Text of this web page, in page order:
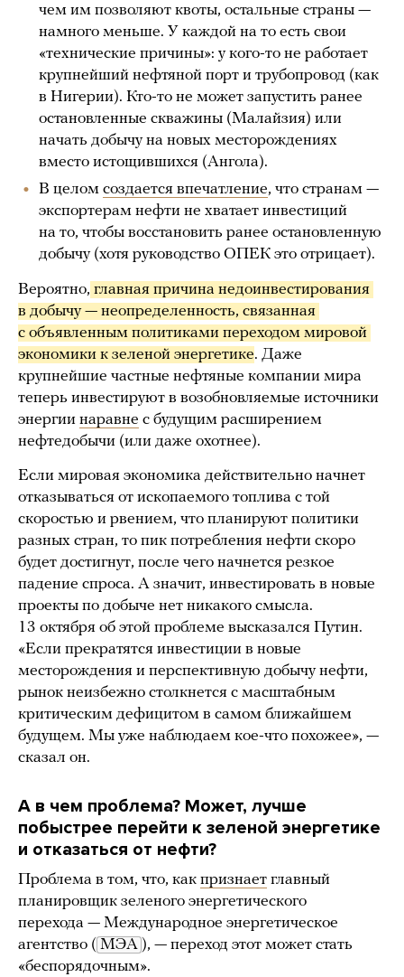
чем им позволяют квоты, остальные страны —
намного меньше. У каждой на то есть свои
«технические причины»: у кого-то не работает
крупнейший нефтяной порт и трубопровод (как
в Нигерии). Кто-то не может запустить ранее
остановленные скважины (Малайзия) или
начать добычу на новых месторождениях
вместо истощившихся (Ангола).
В целом создается впечатление, что странам —
экспортерам нефти не хватает инвестиций
на то, чтобы восстановить ранее остановленную
добычу (хотя руководство ОПЕК это отрицает).
Вероятно, главная причина недоинвестирования
в добычу — неопределенность, связанная
с объявленным политиками переходом мировой
экономики к зеленой энергетике. Даже
крупнейшие частные нефтяные компании мира
теперь инвестируют в возобновляемые источники
энергии наравне с будущим расширением
нефтедобычи (или даже охотнее).
Если мировая экономика действительно начнет
отказываться от ископаемого топлива с той
скоростью и рвением, что планируют политики
разных стран, то пик потребления нефти скоро
будет достигнут, после чего начнется резкое
падение спроса. А значит, инвестировать в новые
проекты по добыче нет никакого смысла.
13 октября об этой проблеме высказался Путин.
«Если прекратятся инвестиции в новые
месторождения и перспективную добычу нефти,
рынок неизбежно столкнется с масштабным
критическим дефицитом в самом ближайшем
будущем. Мы уже наблюдаем кое-что похожее», —
сказал он.
А в чем проблема? Может, лучше
побыстрее перейти к зеленой энергетике
и отказаться от нефти?
Проблема в том, что, как признает главный
планировщик зеленого энергетического
перехода — Международное энергетическое
агентство ( МЭА ), — переход этот может стать
«беспорядочным».